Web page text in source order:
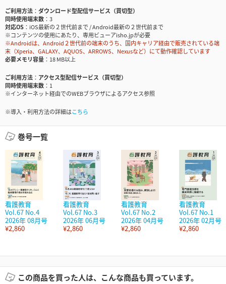
ご利用方法
ダウンロード型配信サービス（買切型）
同時使用端末数
3
対応OS
iOS最新の２世代前まで / Android最新の２世代前まで
※コンテンツの使用にあたり、専用ビューアisho.jpが必要
※Androidは、Android２世代前の端末のうち、国内キャリア経由で販売されている端
末（Xperia、GALAXY、AQUOS、ARROWS、Nexusなど）にて動作確認しています
必要メモリ容量
18 MB以上
ご利用方法
アクセス型配信サービス（買切型）
同時使用端末数
1
※インターネット経由でのWEBブラウザによるアクセス参照
※導入・利用方法の詳細はこちら
巻号一覧
看護教育
Vol.67 No.4
2026年 08月号
¥2,860
看護教育
Vol.67 No.3
2026年 06月号
¥2,860
看護教育
Vol.67 No.2
2026年 04月号
¥2,860
看護教育
Vol.67 No.1
2026年 02月号
¥2,860
この商品を買った人は、こんな商品も買っています。